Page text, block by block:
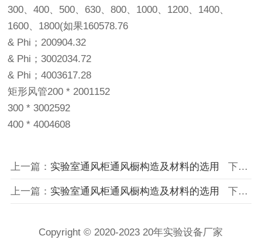
300、400、500、630、800、1000、1200、1400、
1600、1800(如果160578.76
& Phi；200904.32
& Phi；3002034.72
& Phi；4003617.28
矩形风管200 * 2001152
300 * 3002592
400 * 4004608
上一篇： 实验室通风柜通风橱构造及材料的选用 下一篇：
上一篇： 实验室通风柜通风橱构造及材料的选用 下一篇：
Copyright © 2020-2023 20年实验设备厂家